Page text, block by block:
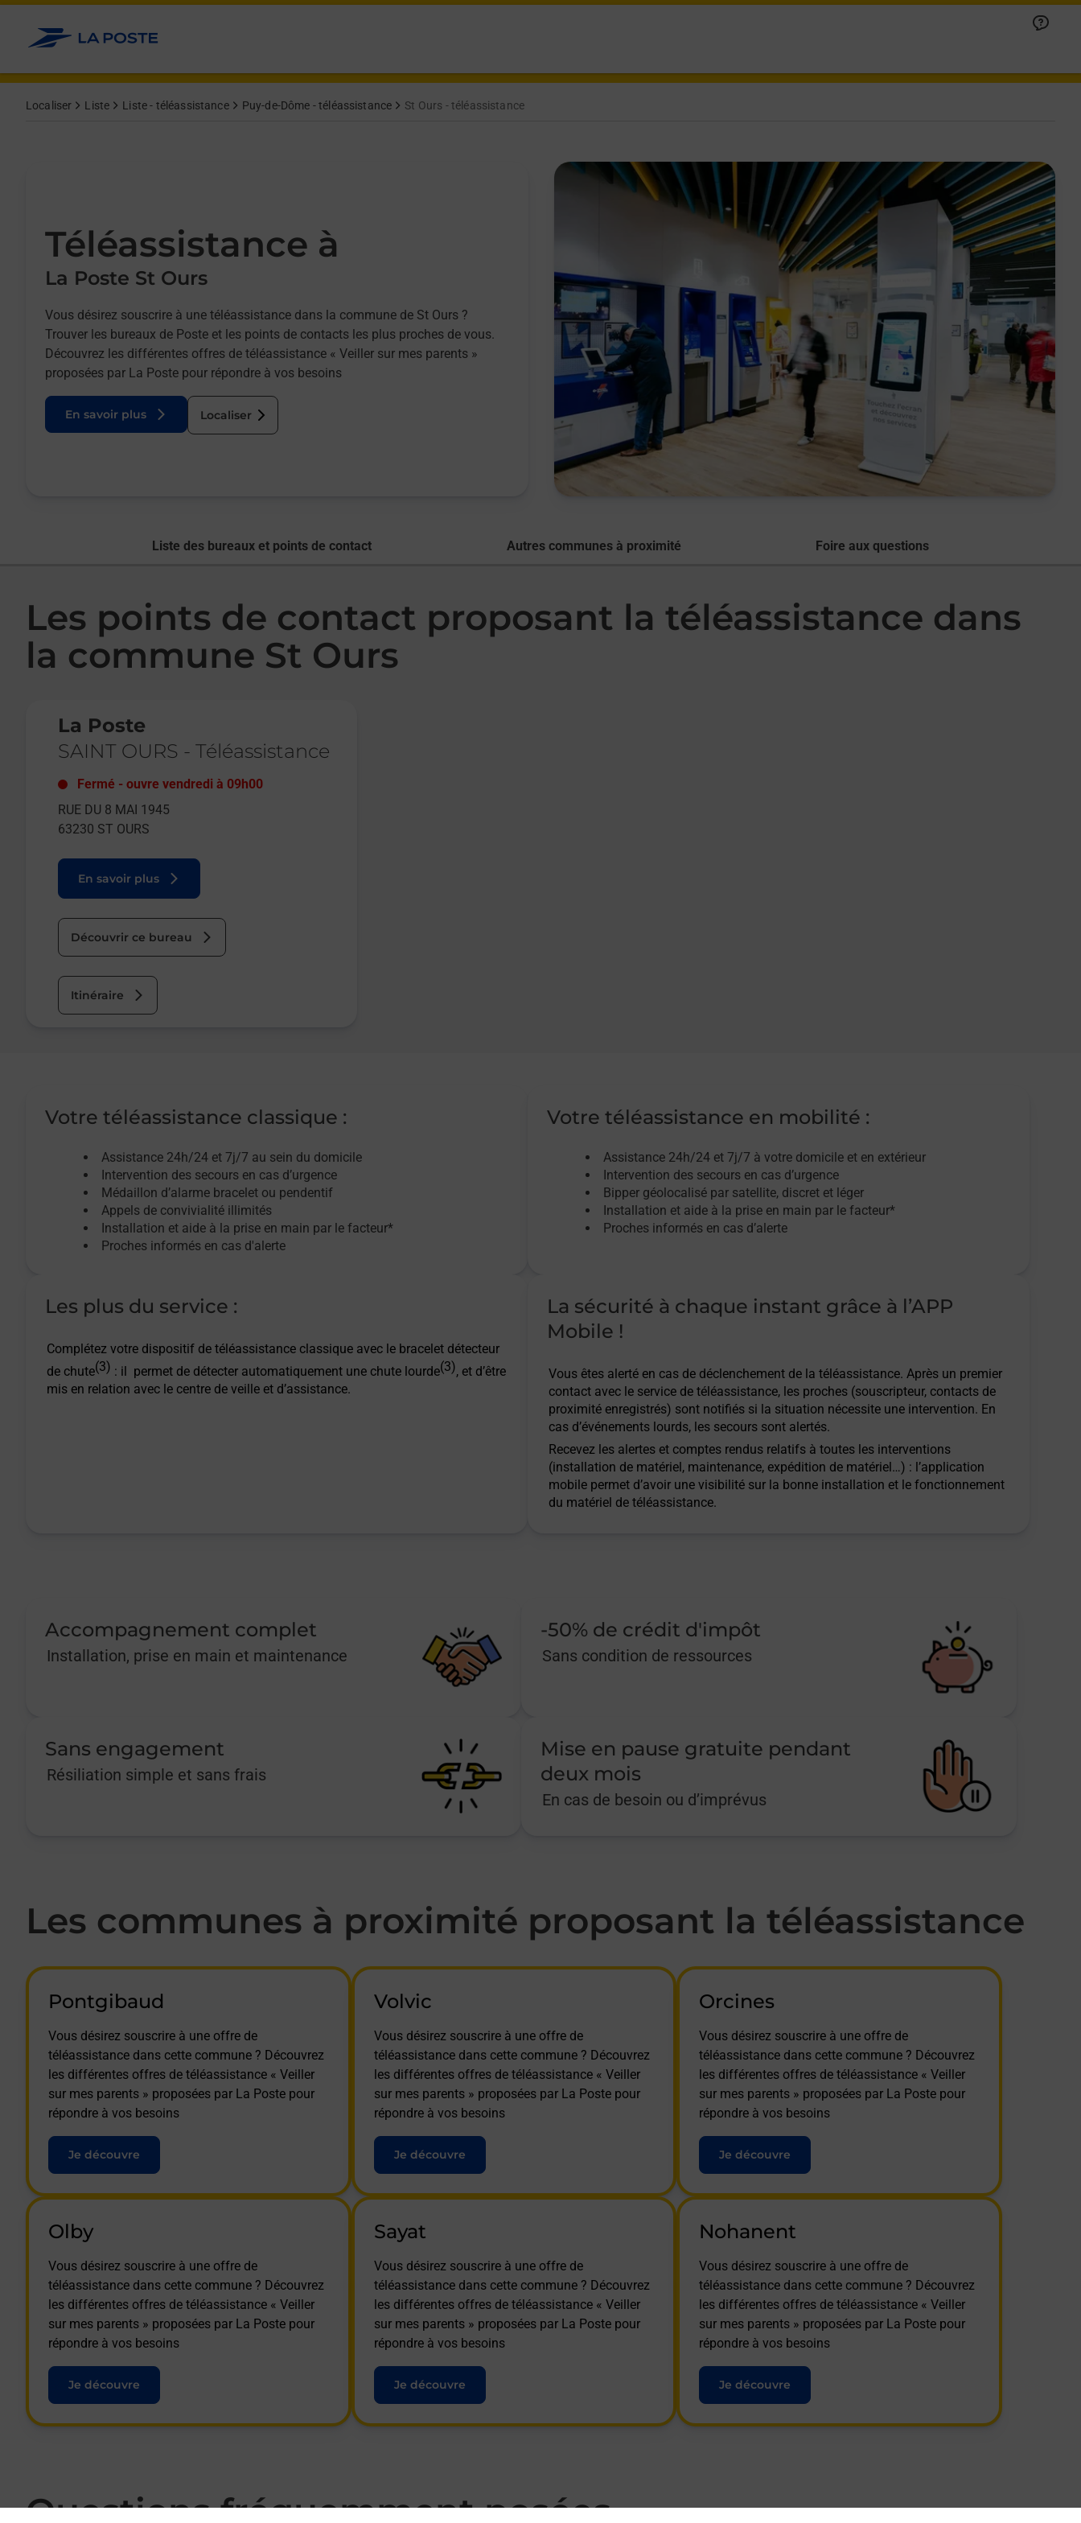
Allez au contenu
Localiser Liste Liste - téléassistance Puy-de-Dôme - téléassistance St Ours - téléassistance
Téléassistance à
La Poste St Ours
Vous désirez souscrire à une téléassistance dans la commune de St Ours ?
Trouver les bureaux de Poste et les points de contacts les plus proches de vous.
Découvrez les différentes offres de téléassistance « Veiller sur mes parents »
proposées par La Poste pour répondre à vos besoins
En savoir plus Localiser
Liste des bureaux et points de contact Autres communes à proximité Foire aux questions
Les points de contact proposant la téléassistance dans
la commune St Ours
La Poste
SAINT OURS - Téléassistance
Fermé - ouvre vendredi à 09h00
RUE DU 8 MAI 1945
63230 ST OURS
En savoir plus
Découvrir ce bureau
Itinéraire
Votre téléassistance classique :
Assistance 24h/24 et 7j/7 au sein du domicile
Intervention des secours en cas d’urgence
Médaillon d’alarme bracelet ou pendentif
Appels de convivialité illimités
Installation et aide à la prise en main par le facteur*
Proches informés en cas d'alerte
Votre téléassistance en mobilité :
Assistance 24h/24 et 7j/7 à votre domicile et en extérieur
Intervention des secours en cas d’urgence
Bipper géolocalisé par satellite, discret et léger
Installation et aide à la prise en main par le facteur*
Proches informés en cas d’alerte
Les plus du service :
Complétez votre dispositif de téléassistance classique avec le bracelet détecteur
de chute(3) : il permet de détecter automatiquement une chute lourde(3), et d’être
mis en relation avec le centre de veille et d’assistance.
La sécurité à chaque instant grâce à l’APP
Mobile !
Vous êtes alerté en cas de déclenchement de la téléassistance. Après un premier
contact avec le service de téléassistance, les proches (souscripteur, contacts de
proximité enregistrés) sont notifiés si la situation nécessite une intervention. En
cas d’événements lourds, les secours sont alertés.
Recevez les alertes et comptes rendus relatifs à toutes les interventions
(installation de matériel, maintenance, expédition de matériel…) : l’application
mobile permet d’avoir une visibilité sur la bonne installation et le fonctionnement
du matériel de téléassistance.
Accompagnement complet
Installation, prise en main et maintenance
-50% de crédit d'impôt
Sans condition de ressources
Sans engagement
Résiliation simple et sans frais
Mise en pause gratuite pendant
deux mois
En cas de besoin ou d’imprévus
Les communes à proximité proposant la téléassistance
Pontgibaud
Vous désirez souscrire à une offre de
téléassistance dans cette commune ? Découvrez
les différentes offres de téléassistance « Veiller
sur mes parents » proposées par La Poste pour
répondre à vos besoins
Je découvre
Volvic
Vous désirez souscrire à une offre de
téléassistance dans cette commune ? Découvrez
les différentes offres de téléassistance « Veiller
sur mes parents » proposées par La Poste pour
répondre à vos besoins
Je découvre
Orcines
Vous désirez souscrire à une offre de
téléassistance dans cette commune ? Découvrez
les différentes offres de téléassistance « Veiller
sur mes parents » proposées par La Poste pour
répondre à vos besoins
Je découvre
Olby
Vous désirez souscrire à une offre de
téléassistance dans cette commune ? Découvrez
les différentes offres de téléassistance « Veiller
sur mes parents » proposées par La Poste pour
répondre à vos besoins
Je découvre
Sayat
Vous désirez souscrire à une offre de
téléassistance dans cette commune ? Découvrez
les différentes offres de téléassistance « Veiller
sur mes parents » proposées par La Poste pour
répondre à vos besoins
Je découvre
Nohanent
Vous désirez souscrire à une offre de
téléassistance dans cette commune ? Découvrez
les différentes offres de téléassistance « Veiller
sur mes parents » proposées par La Poste pour
répondre à vos besoins
Je découvre
Questions fréquemment posées
Afficher ou masquer la réponse
Afficher ou masquer la réponse
Afficher ou masquer la réponse